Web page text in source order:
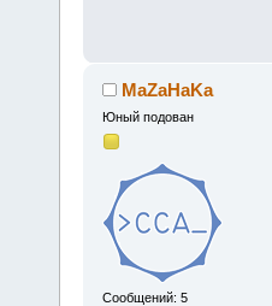
MaZaHaKa
Юный подован
Сообщений: 5